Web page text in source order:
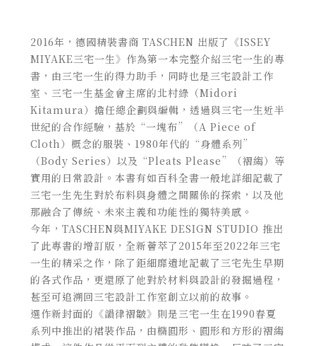
2016年，德國精裝書商 TASCHEN 出版了《ISSEY
MIYAKE三宅一生》作為第一本完整介紹三宅⼀⽣的專
書，由三宅一生的得力助手，同時也是三宅設計工作
室、三宅一生基金會主席的北村綠（Midori
Kitamura）擔任總企劃與編輯，透過與三宅一生近半
世紀的合作經驗，基於“一塊布”（A Piece of
Cloth）概念的服裝、1980年代的“身體系列”
（Body Series）以及“Pleats Please”（褶縐）等
實用的日常設計。本書有如百科全書⼀般地詳細記載了
三宅⼀⽣先⽣對於布料與⾝體之間關係的探索，以及他
那融合了傳統、未來主義和功能性的獨特美感。
今年，TASCHEN與MIYAKE DESIGN STUDIO 推出
了此專書的增訂版，全新薈萃了2015年至2022年三宅
一生的精采之作，除了鉅細靡遺地記載了三宅先⽣早期
的各式作品，更還原了他對於材料與設計的發掘過程，
甚至可追溯回三宅設計工作室創立以前的故事。
選作新封面的《韻律褶皺》則是三宅一生在1990春夏
系列中推出的裙裝作品，由橢圓形、圓形和方形的褶縐